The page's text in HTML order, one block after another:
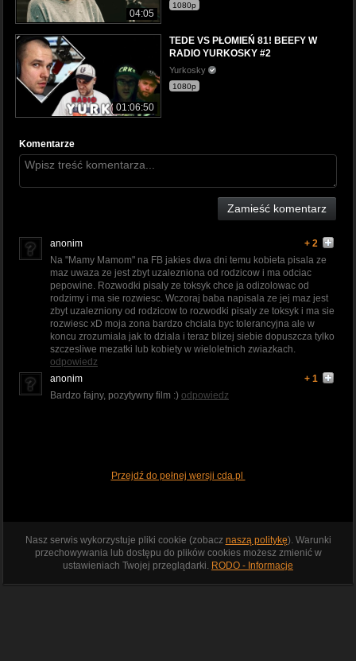
04:05
1080p
01:06:50
TEDE VS PŁOMIEŃ 81! BEEFY W
RADIO YURKOSKY #2
Yurkosky
1080p
Komentarze
Zamieść komentarz
anonim
+ 2
Na "Mamy Mamom" na FB jakies dwa dni temu kobieta pisala ze
maz uwaza ze jest zbyt uzalezniona od rodzicow i ma odciac
pepowine. Rozwodki pisaly ze toksyk chce ja odizolowac od
rodzimy i ma sie rozwiesc. Wczoraj baba napisala ze jej maz jest
zbyt uzalezniony od rodzicow to rozwodki pisaly ze toksyk i ma sie
rozwiesc xD moja zona bardzo chciala byc tolerancyjna ale w
koncu zrozumiala jak to dziala i teraz blizej siebie dopuszcza tylko
szczesliwe mezatki lub kobiety w wieloletnich zwiazkach.
odpowiedz
anonim
+ 1
Bardzo fajny, pozytywny film :) odpowiedz
Przejdź do pełnej wersji cda.pl
Nasz serwis wykorzystuje pliki cookie (zobacz naszą politykę). Warunki
przechowywania lub dostępu do plików cookies możesz zmienić w
ustawieniach Twojej przeglądarki. RODO - Informacje